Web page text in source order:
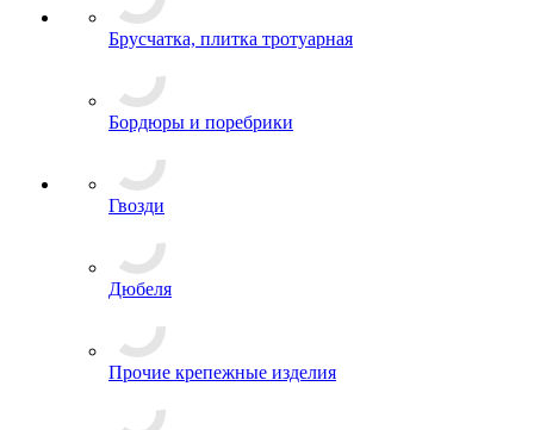
Брусчатка, плитка тротуарная
Бордюры и поребрики
Гвозди
Дюбеля
Прочие крепежные изделия